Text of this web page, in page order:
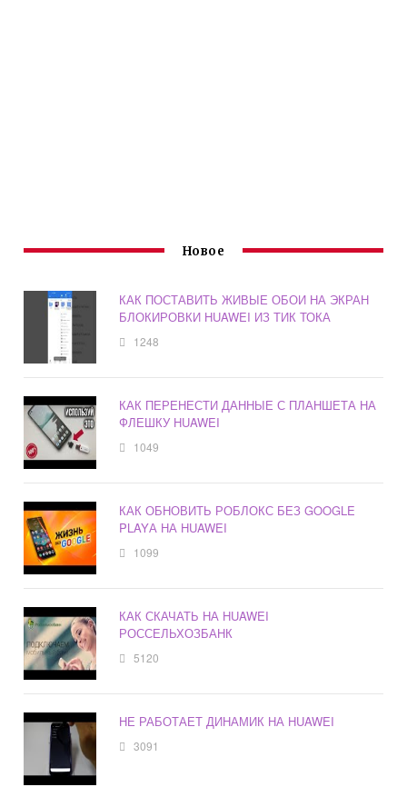
Новое
КАК ПОСТАВИТЬ ЖИВЫЕ ОБОИ НА ЭКРАН
БЛОКИРОВКИ HUAWEI ИЗ ТИК ТОКА
1248
КАК ПЕРЕНЕСТИ ДАННЫЕ С ПЛАНШЕТА НА
ФЛЕШКУ HUAWEI
1049
КАК ОБНОВИТЬ РОБЛОКС БЕЗ GOOGLE
PLAYА НА HUAWEI
1099
КАК СКАЧАТЬ НА HUAWEI
РОССЕЛЬХОЗБАНК
5120
НЕ РАБОТАЕТ ДИНАМИК НА HUAWEI
3091